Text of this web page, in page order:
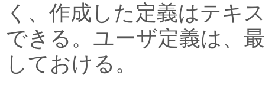
く、作成した定義はテキ
できる。ユーザ定義は、
しておける。